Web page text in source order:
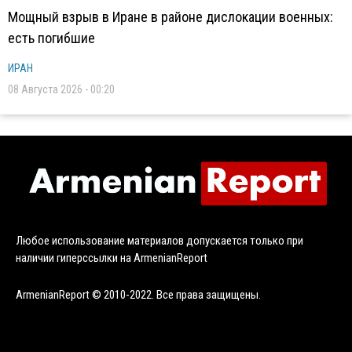
Мощный взрыв в Иране в районе дислокации военных:
есть погибшие
ИРАН
08 Августа 2026 - 00:20
Любое использование материалов допускается только при
наличии гиперссылки на ArmenianReport
ArmenianReport © 2010-2022. Все права защищены.